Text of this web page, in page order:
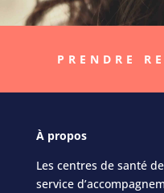
PRENDRE
Àpropos
Les centres de santé
service